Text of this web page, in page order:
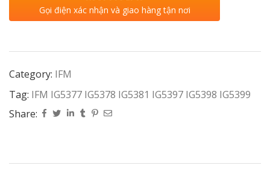
Gọi điện xác nhận và giao hàng tận nơi
Category: IFM
Tag: IFM IG5377 IG5378 IG5381 IG5397 IG5398 IG5399
Share: